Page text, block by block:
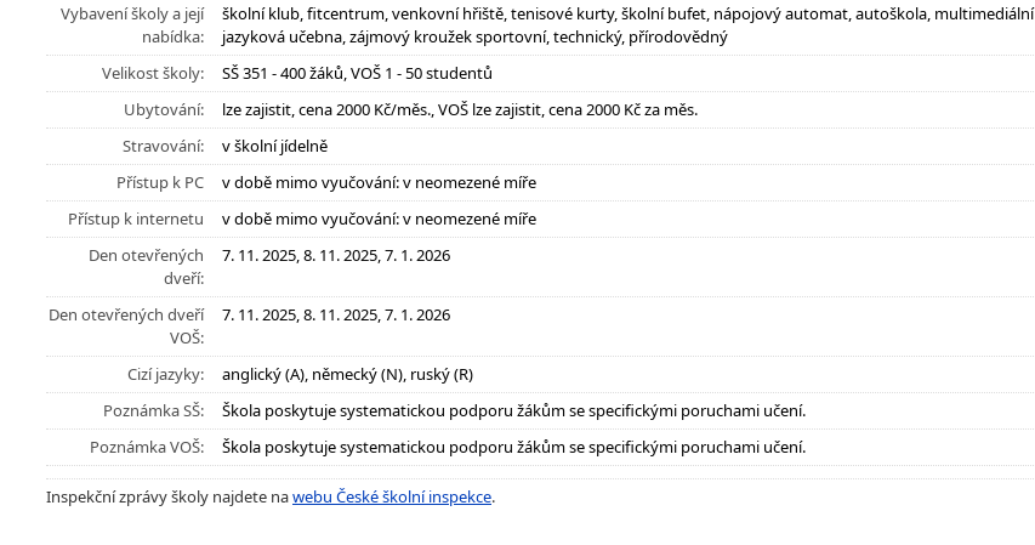
Vybavení školy a její
nabídka:
školní klub, fitcentrum, venkovní hřiště, tenisové kurty, školní bufet, nápojový automat, autoškola, multimediální
jazyková učebna, zájmový kroužek sportovní, technický, přírodovědný
Velikost školy:
SŠ 351 - 400 žáků, VOŠ 1 - 50 studentů
Ubytování:
lze zajistit, cena 2000 Kč/měs., VOŠ lze zajistit, cena 2000 Kč za měs.
Stravování:
v školní jídelně
Přístup k PC
v době mimo vyučování: v neomezené míře
Přístup k internetu
v době mimo vyučování: v neomezené míře
Den otevřených
dveří:
7. 11. 2025, 8. 11. 2025, 7. 1. 2026
Den otevřených dveří
VOŠ:
7. 11. 2025, 8. 11. 2025, 7. 1. 2026
Cizí jazyky:
anglický (A), německý (N), ruský (R)
Poznámka SŠ:
Škola poskytuje systematickou podporu žákům se specifickými poruchami učení.
Poznámka VOŠ:
Škola poskytuje systematickou podporu žákům se specifickými poruchami učení.
Inspekční zprávy školy najdete nawebu České školní inspekce.